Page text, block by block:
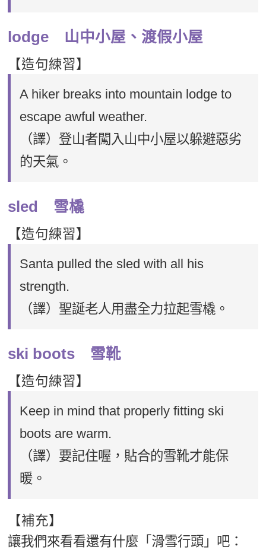
lodge 山中小屋、渡假小屋
【造句練習】
A hiker breaks into mountain lodge to
escape awful weather.
（譯）登山者闖入山中小屋以躲避惡劣
的天氣。
sled 雪橇
【造句練習】
Santa pulled the sled with all his
strength.
（譯）聖誕老人用盡全力拉起雪橇。
ski boots 雪靴
【造句練習】
Keep in mind that properly fitting ski
boots are warm.
（譯）要記住喔，貼合的雪靴才能保
暖。
【補充】
讓我們來看看還有什麼「滑雪行頭」吧：